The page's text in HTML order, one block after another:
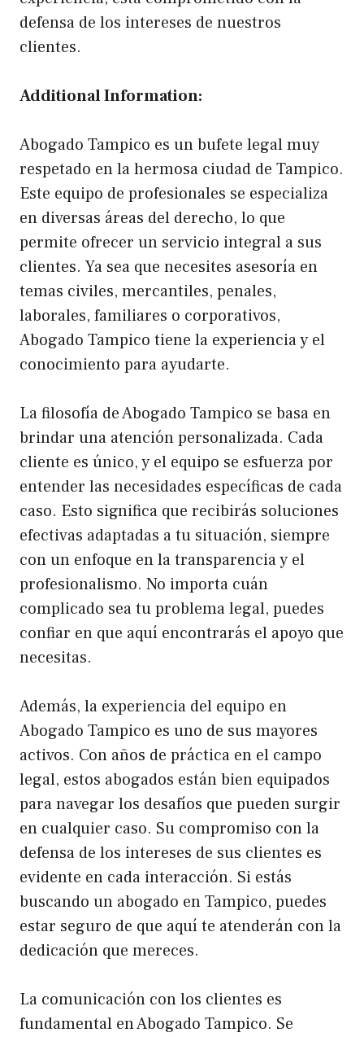
defensa de los intereses de nuestros
clientes.
Additional Information:
Abogado Tampico es un bufete legal muy
respetado en la hermosa ciudad de Tampico.
Este equipo de profesionales se especializa
en diversas áreas del derecho, lo que
permite ofrecer un servicio integral a sus
clientes. Ya sea que necesites asesoría en
temas civiles, mercantiles, penales,
laborales, familiares o corporativos,
Abogado Tampico tiene la experiencia y el
conocimiento para ayudarte.
La filosofía de Abogado Tampico se basa en
brindar una atención personalizada. Cada
cliente es único, y el equipo se esfuerza por
entender las necesidades específicas de cada
caso. Esto significa que recibirás soluciones
efectivas adaptadas a tu situación, siempre
con un enfoque en la transparencia y el
profesionalismo. No importa cuán
complicado sea tu problema legal, puedes
confiar en que aquí encontrarás el apoyo que
necesitas.
Además, la experiencia del equipo en
Abogado Tampico es uno de sus mayores
activos. Con años de práctica en el campo
legal, estos abogados están bien equipados
para navegar los desafíos que pueden surgir
en cualquier caso. Su compromiso con la
defensa de los intereses de sus clientes es
evidente en cada interacción. Si estás
buscando un abogado en Tampico, puedes
estar seguro de que aquí te atenderán con la
dedicación que mereces.
La comunicación con los clientes es
fundamental en Abogado Tampico. Se